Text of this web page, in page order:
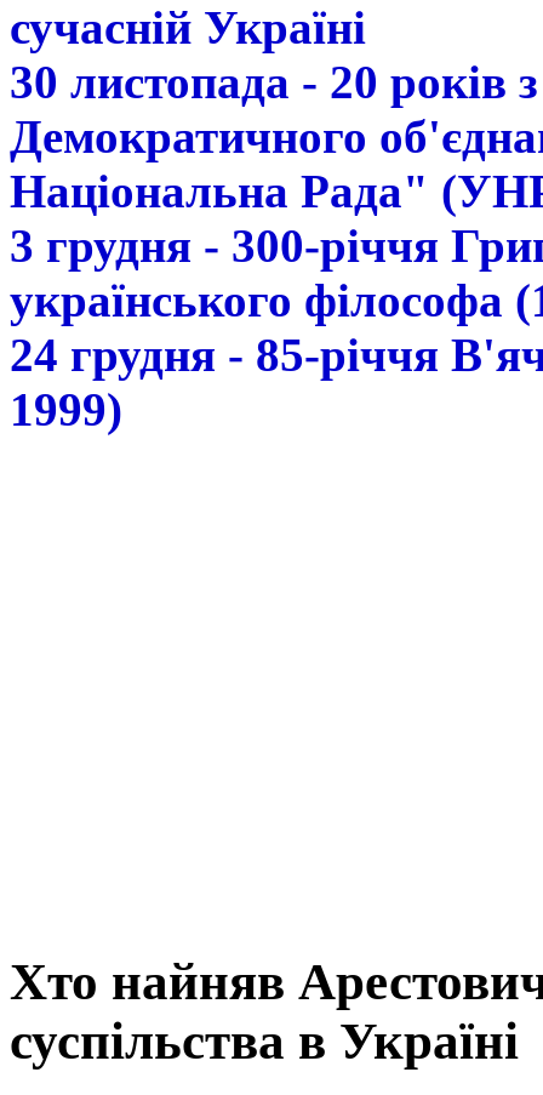
сучасній Україні
30 листопада - 20 років
Демократичного
Національна Рада"
3 грудня - 300-річчя
українського філософа
24 грудня - 85-річчя
1999)
Хто найняв
суспільства в Україні